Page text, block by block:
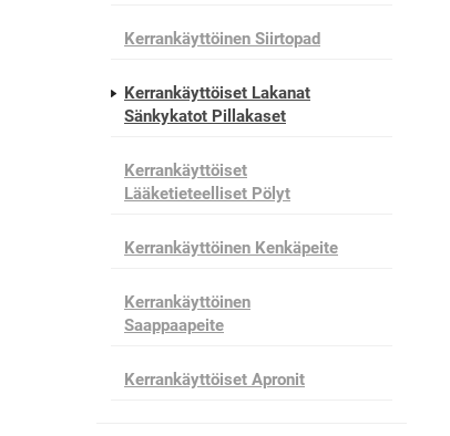
Kerrankäyttöinen Siirtopad
Kerrankäyttöiset Lakanat
Sänkykatot Pillakaset
Kerrankäyttöiset
Lääketieteelliset Pölyt
Kerrankäyttöinen Kenkäpeite
Kerrankäyttöinen
Saappaapeite
Kerrankäyttöiset Apronit